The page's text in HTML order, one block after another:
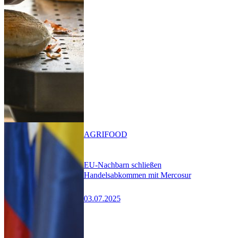
EU-Nachbarn schließen
Handelsabkommen mit Mercosur
03.07.2025
AGRIFOOD